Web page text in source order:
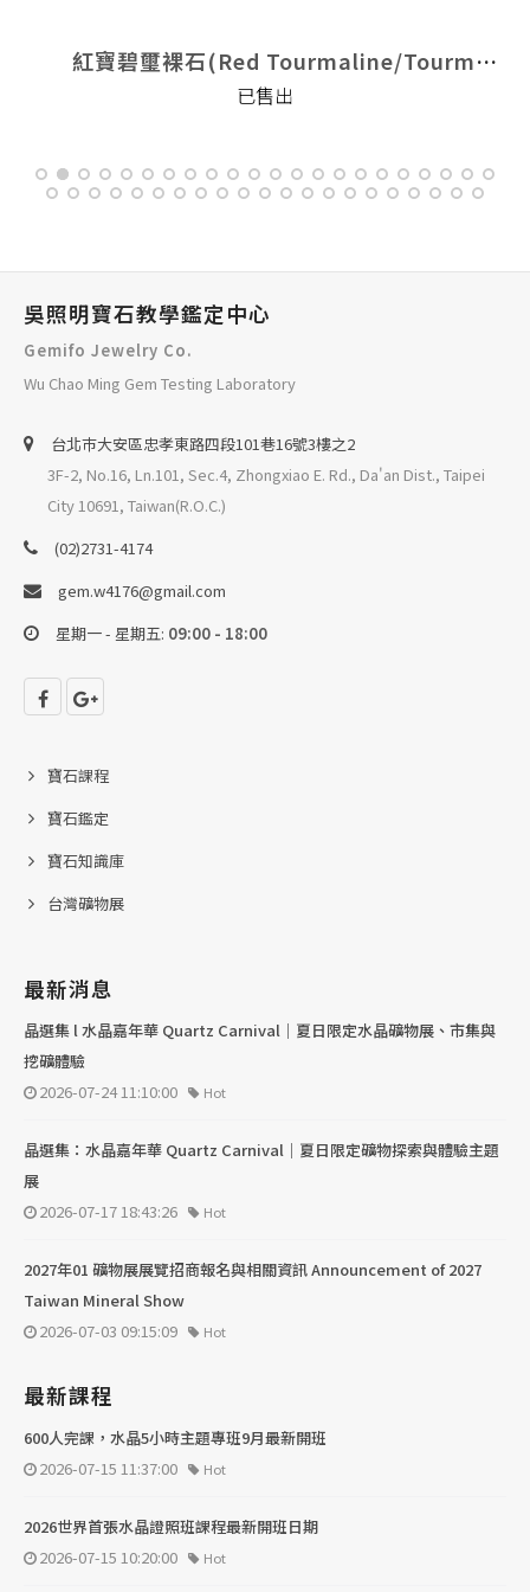
紅寶碧璽裸石(Red Tourmaline/Tourmaline)
已售出
吳照明寶石教學鑑定中心
Gemifo Jewelry Co.
Wu Chao Ming Gem Testing Laboratory
台北巿大安區忠孝東路四段101巷16號3樓之2
3F-2, No.16, Ln.101, Sec.4, Zhongxiao E. Rd., Da'an Dist., Taipei
City 10691, Taiwan(R.O.C.)
(02)2731-4174
gem.w4176@gmail.com
星期一 - 星期五: 09:00 - 18:00
寶石課程
寶石鑑定
寶石知識庫
台灣礦物展
最新消息
晶選集 l 水晶嘉年華 Quartz Carnival｜夏日限定水晶礦物展、市集與
挖礦體驗
2026-07-24 11:10:00
Hot
晶選集：水晶嘉年華 Quartz Carnival｜夏日限定礦物探索與體驗主題
展
2026-07-17 18:43:26
Hot
2027年01 礦物展展覽招商報名與相關資訊 Announcement of 2027
Taiwan Mineral Show
2026-07-03 09:15:09
Hot
最新課程
600人完課，水晶5小時主題專班9月最新開班
2026-07-15 11:37:00
Hot
2026世界首張水晶證照班課程最新開班日期
2026-07-15 10:20:00
Hot